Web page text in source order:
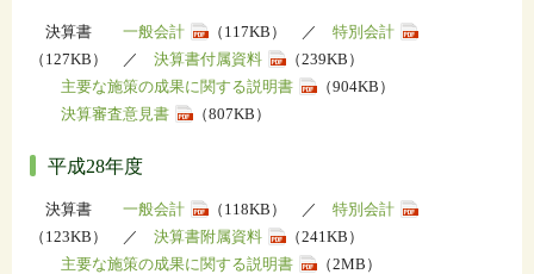
決算書 一般会計 （117KB） ／ 特別会計
（127KB） ／ 決算書付属資料
（239KB）
主要な施策の成果に関する説明書
（904KB）
決算審査意見書
（807KB）
平成28年度
決算書 一般会計 （118KB） ／ 特別会計
（123KB） ／ 決算書附属資料
（241KB）
主要な施策の成果に関する説明書
（2MB）